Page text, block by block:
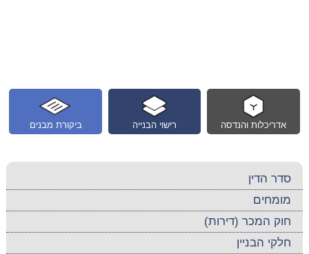
ביקורת מבנים רישוי הבנייה אדריכלות והנדסה
סדר הדין
מומחים
חוק המכר (דירות)
חלקי הבניין